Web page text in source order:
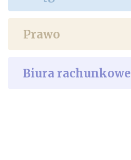
Prawo
Biura rachunkowe